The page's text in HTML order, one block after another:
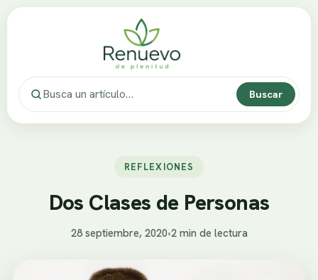
Buscar
REFLEXIONES
Dos Clases de Personas
28 septiembre, 2020•2 min de lectura